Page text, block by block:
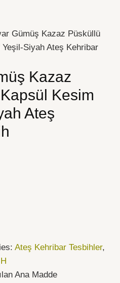
Gümüş Kazaz Püsküllü
Siyah Ateş Kehribar
Kazaz
Kesim
Ateş
Ateş Kehribar Tesbihler,
Ana Madde